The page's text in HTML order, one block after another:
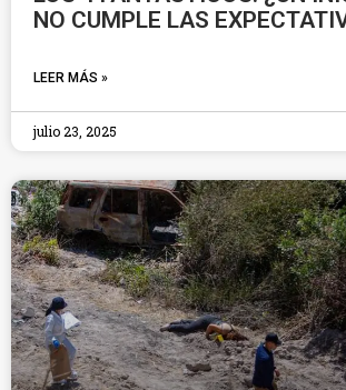
NO CUMPLE LAS
LEER MÁS »
julio 23, 2025